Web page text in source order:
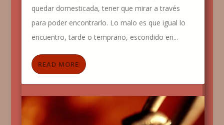
quedar domesticada, tener que mirar a través
para poder encontrarlo. Lo malo es que igual lo
encuentro, tarde o temprano, escondido en...
READ MORE